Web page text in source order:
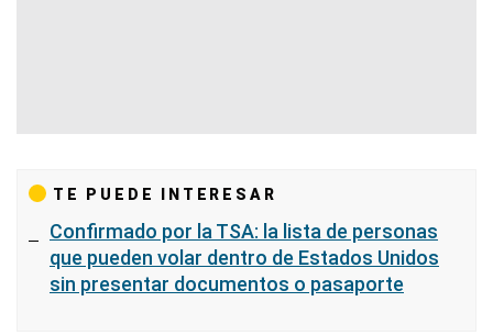
TE PUEDE INTERESAR
Confirmado por la TSA: la lista de personas
que pueden volar dentro de Estados Unidos
sin presentar documentos o pasaporte